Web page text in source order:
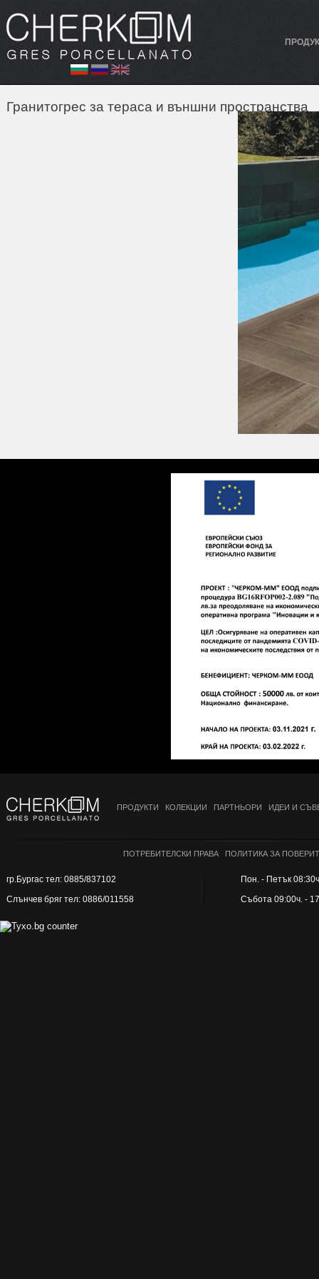
Гранитогрес за тераса и външни пространства
ПРОДУКТИ КОЛЕКЦИИ ПАРТНЬОРИ ИДЕИ И
ПОТРЕБИТЕЛСКИ ПРАВА ПОЛИТИКА ЗА
гр.Бургас тел: 0885/837102
Слънчев бряг тел: 0886/011558
Пон. - Петък
Събота 09:00ч. -